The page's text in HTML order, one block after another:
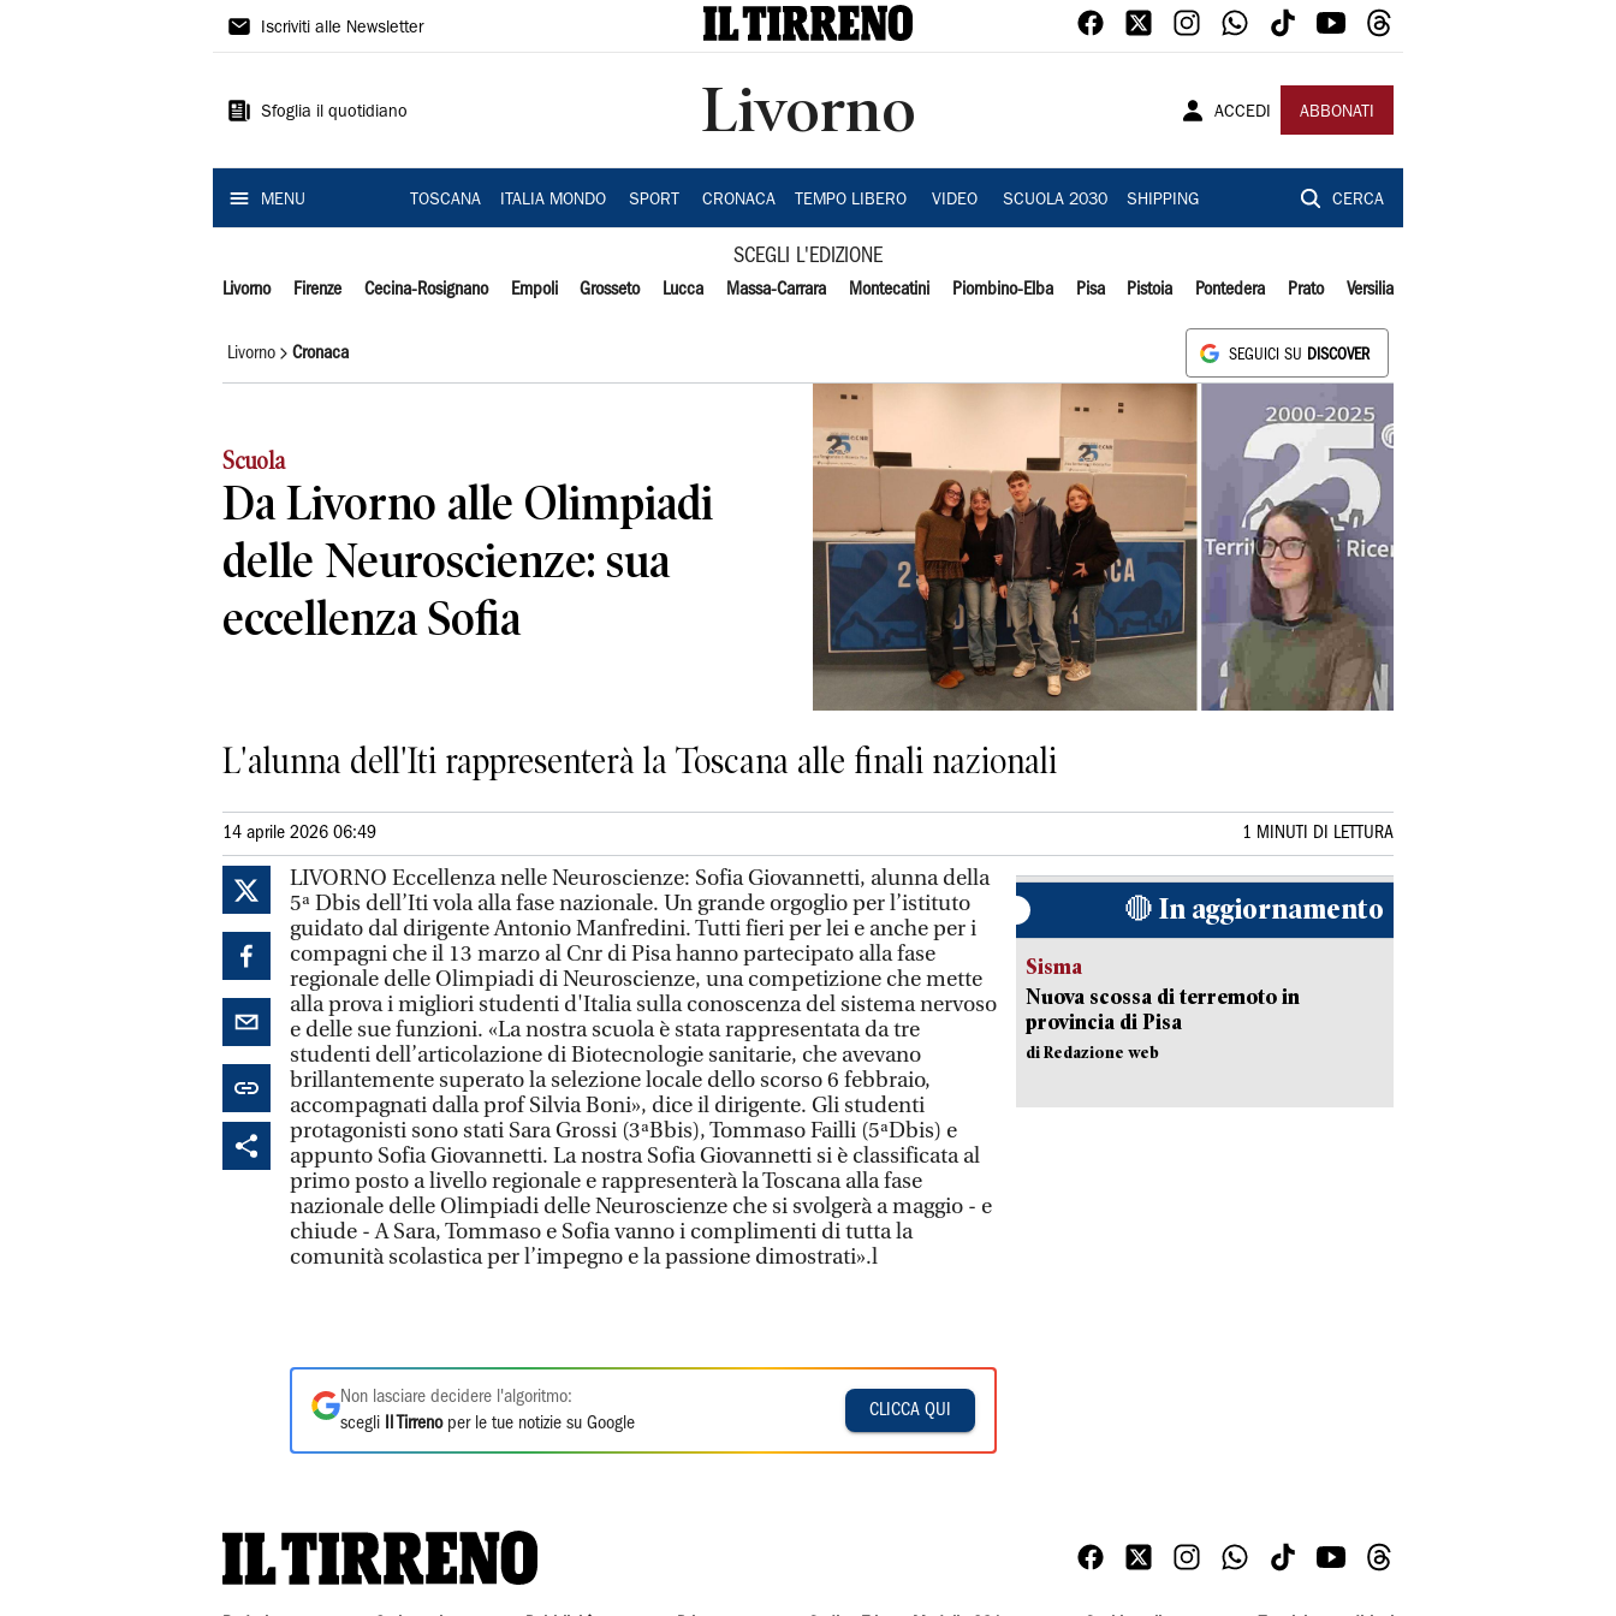
Il
Iscriviti alle Newsletter
Sfoglia il quotidiano Livorno ACCEDI ABBONATI
MENU TOSCANA ITALIA MONDO SPORT CRONACA TEMPO LIBERO VIDEO SCUOLA 2030 SHIPPING CERCA
SCEGLI L'EDIZIONE
Livorno Firenze Cecina-Rosignano Empoli Grosseto Lucca Massa-Carrara Montecatini Piombino-Elba Pisa Pistoia Pontedera Prato Versilia
Livorno Cronaca SEGUICI SU DISCOVER
Scuola
Da Livorno alle Olimpiadi
delle Neuroscienze: sua
eccellenza Sofia
L'alunna dell'Iti rappresenterà la Toscana alle finali nazionali
14 aprile 2026 06:49 1 MINUTI DI LETTURA
LIVORNO Eccellenza nelle Neuroscienze: Sofia Giovannetti, alunna della
5ª Dbis dell’Iti vola alla fase nazionale. Un grande orgoglio per l’istituto
guidato dal dirigente Antonio Manfredini. Tutti fieri per lei e anche per i
compagni che il 13 marzo al Cnr di Pisa hanno partecipato alla fase
regionale delle Olimpiadi di Neuroscienze, una competizione che mette
alla prova i migliori studenti d'Italia sulla conoscenza del sistema nervoso
e delle sue funzioni. «La nostra scuola è stata rappresentata da tre
studenti dell’articolazione di Biotecnologie sanitarie, che avevano
brillantemente superato la selezione locale dello scorso 6 febbraio,
accompagnati dalla prof Silvia Boni», dice il dirigente. Gli studenti
protagonisti sono stati Sara Grossi (3ªBbis), Tommaso Failli (5ªDbis) e
appunto Sofia Giovannetti. La nostra Sofia Giovannetti si è classificata al
primo posto a livello regionale e rappresenterà la Toscana alla fase
nazionale delle Olimpiadi delle Neuroscienze che si svolgerà a maggio - e
chiude - A Sara, Tommaso e Sofia vanno i complimenti di tutta la
comunità scolastica per l’impegno e la passione dimostrati».l
Non lasciare decidere l'algoritmo:
scegli
Il Tirrenoper le tue notizie su Google
CLICCA QUI
🔴 In aggiornamento
Sisma
Nuova scossa di terremoto in
provincia di Pisa
di Redazione web